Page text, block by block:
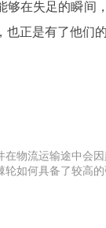
够在失足的瞬间
也正是有了他们
在物流运输途中会
轮如何具备了较高